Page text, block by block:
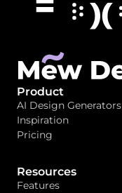
Product
AI Design Generators
Inspiration
Pricing
Resources
Features